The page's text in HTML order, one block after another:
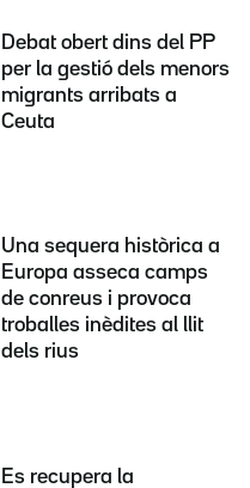
Debat obert dins del PP
per la gestió dels menors
migrants arribats a
Ceuta
Una sequera històrica a
Europa asseca camps
de conreus i provoca
troballes inèdites al llit
dels rius
Es recupera la